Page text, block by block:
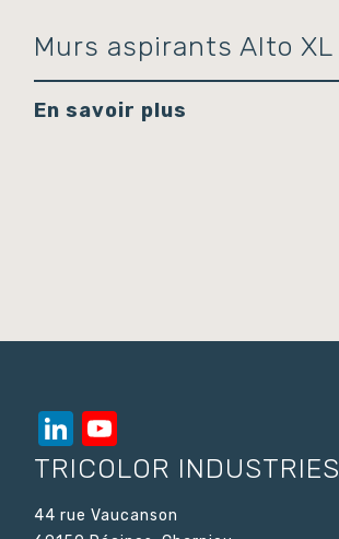
Murs aspirants Alto XL
En savoir plus
LinkedIn
Channel
TRICOLOR INDUSTRIES
44 rue Vaucanson